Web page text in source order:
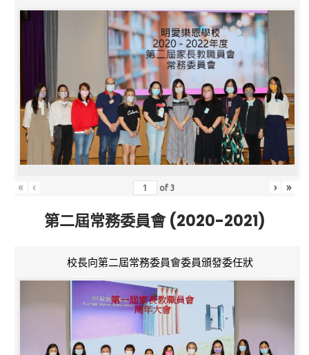
« ‹ of3 › »
第二屆常務委員會 (2020-2021)
校長向第二屆常務委員會委員頒發委任狀